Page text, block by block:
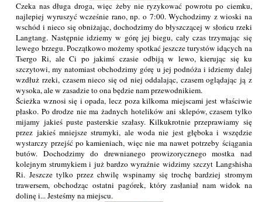
Czeka nas długa droga, więc żeby nie ryzykować powrotu po ciemku,
najlepiej wyruszyć wcześnie rano, np. o 7:00. Wychodzimy z wioski na
wschód i nieco się obniżając, dochodzimy do błyszczącej w słońcu rzeki
Langtang. Następnie idziemy w górę jej biegu, cały czas trzymając się
lewego brzegu. Początkowo możemy spotkać jeszcze turystów idących na
Tsergo Ri, ale Ci po jakimś czasie odbiją w lewo, kierując się ku
szczytowi, my natomiast obchodzimy górę u jej podnóża i idziemy dalej
wzdłuż rzeki, czasem nieco się od niej oddalając, czasem oglądając ją z
wysoka, ale w zasadzie to ona będzie nam przewodnikiem.
Ścieżka wznosi się i opada, lecz poza kilkoma miejscami jest właściwie
płasko. Po drodze nie ma żadnych hotelików ani sklepów, czasem tylko
mijamy jakieś puste pasterskie szałasy. Kilkukrotnie przeprawiamy się
przez jakieś mniejsze strumyki, ale woda nie jest głęboka i wszędzie
wystarczy przejść po kamieniach, więc nie ma nawet potrzeby ściągania
butów. Dochodzimy do drewnianego prowizorycznego mostka nad
kolejnym strumykiem i już bardzo wyraźnie widzimy szczyt Langshisha
Ri. Jeszcze tylko przez chwilę wspinamy się trochę bardziej stromym
trawersem, obchodząc ostatni pagórek, który zasłaniał nam widok na
dolinę i... Jesteśmy na miejscu.